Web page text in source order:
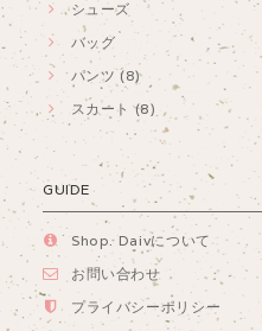
シューズ
バッグ
パンツ (8)
スカート (8)
GUIDE
Shop. Daivについて
お問い合わせ
プライバシーポリシー